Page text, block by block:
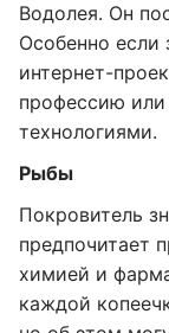
Водолея. Он
Особенно если
интернет-
профессию
технологиями.
Рыбы
Покровитель
предпочитает
химией и
каждой